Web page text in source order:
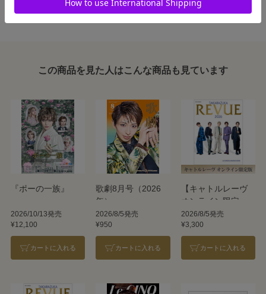
この商品を見た人はこんな商品も見ています
『ポーの一族』
2026/10/13発売
¥12,100
カートに入れる
歌劇8月号（2026
年）
2026/8/5発売
¥950
カートに入れる
【キャトルレーヴ
オンライン限定
版】TAKARAZUKA
REVUE 2026
2026/8/5発売
¥3,300
カートに入れる